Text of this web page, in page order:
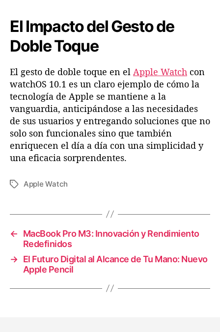
El Impacto del Gesto de
Doble Toque
El gesto de doble toque en el Apple Watch con
watchOS 10.1 es un claro ejemplo de cómo la
tecnología de Apple se mantiene a la
vanguardia, anticipándose a las necesidades
de sus usuarios y entregando soluciones que no
solo son funcionales sino que también
enriquecen el día a día con una simplicidad y
una eficacia sorprendentes.
E
q
e
a
Apple Watch
←
MacBook Pro M3: Innovación y Rendimiento
Redefinidos
→ El Futuro Digital al Alcance de Tu Mano: Nuevo
Apple Pencil